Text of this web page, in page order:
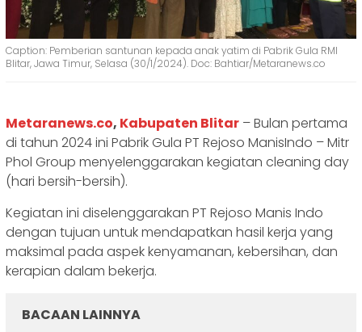
Caption: Pemberian santunan kepada anak yatim di Pabrik Gula RMI
Blitar, Jawa Timur, Selasa (30/1/2024). Doc: Bahtiar/Metaranews.co
Metaranews.co, Kabupaten Blitar – Bulan pertama
di tahun 2024 ini Pabrik Gula PT Rejoso ManisIndo – Mitr
Phol Group menyelenggarakan kegiatan cleaning day
(hari bersih-bersih).
Kegiatan ini diselenggarakan PT Rejoso Manis Indo
dengan tujuan untuk mendapatkan hasil kerja yang
maksimal pada aspek kenyamanan, kebersihan, dan
kerapian dalam bekerja.
BACAAN LAINNYA